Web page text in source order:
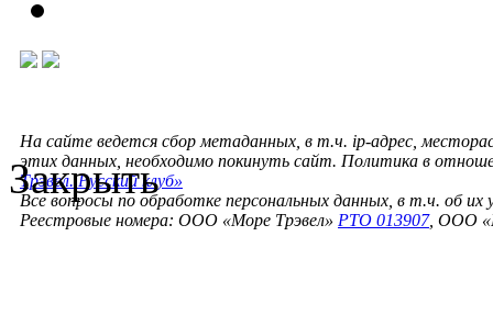
На сайте ведется сбор метаданных, в т.ч. ip-адрес,
этих данных, необходимо покинуть сайт. Политика в
Трэвел. Русский клуб»
Все вопросы по обработке персональных данных, в т.ч. об их
Реестровые номера: ООО «Море Трэвел» РТО 013907, ООО
Закрыть